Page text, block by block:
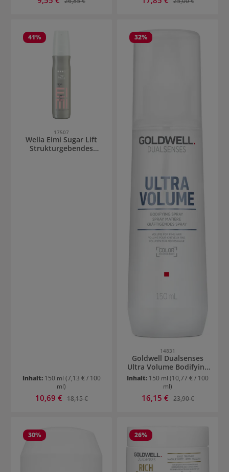
41%
17507
Wella Eimi Sugar Lift
Strukturgebendes
Inhalt: 150 ml (7,13 € / 100
ml)
Verkaufspreis:
10,69 € Regulärer Preis:
18,15 €
32%
14831
Goldwell Dualsenses
Ultra Volume Bodifying
Spray
Inhalt: 150 ml (10,77 € / 100
ml)
Verkaufspreis:
16,15 € Regulärer Preis:
23,90 €
30% 26%